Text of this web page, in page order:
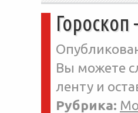
Вы можете
ленту и
Рубрика: